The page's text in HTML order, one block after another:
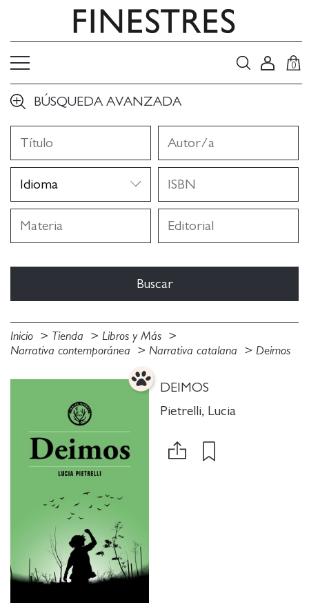
0
BÚSQUEDA AVANZADA
Inicio Tienda
Libros y Más
Narrativa contemporánea
Narrativa catalana Deimos
DEIMOS
Pietrelli, Lucia